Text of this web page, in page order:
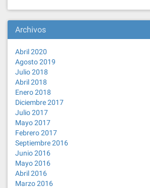
Archivos
Abril 2020
Agosto 2019
Julio 2018
Abril 2018
Enero 2018
Diciembre 2017
Julio 2017
Mayo 2017
Febrero 2017
Septiembre 2016
Junio 2016
Mayo 2016
Abril 2016
Marzo 2016